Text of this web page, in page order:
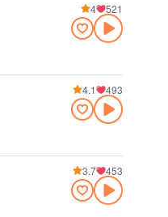
4 521
4.1 493
3.7 453